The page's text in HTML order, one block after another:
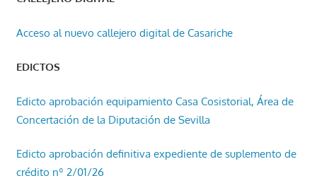
Acceso al nuevo callejero digital de Casariche
EDICTOS
Edicto aprobación equipamiento Casa Cosistorial, Área de
Concertación de la Diputación de Sevilla
Edicto aprobación definitiva expediente de suplemento de
crédito nº 2/01/26